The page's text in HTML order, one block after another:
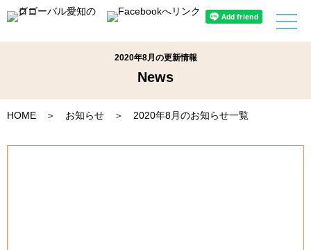
2020年8月の更新情報
News
HOME ＞ お知らせ ＞ 2020年8月のお知らせ一覧